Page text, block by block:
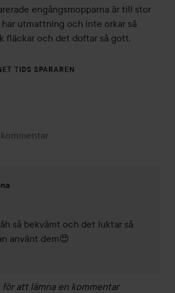
engångsmopparna är till stor
utmattning och inte orkar så
fläckar och det doftar så gott.
TIDS SPARAREN
kommentar
lades 3 år
så bekvämt och det luktar så
använt dem😍
för att lämna en kommentar